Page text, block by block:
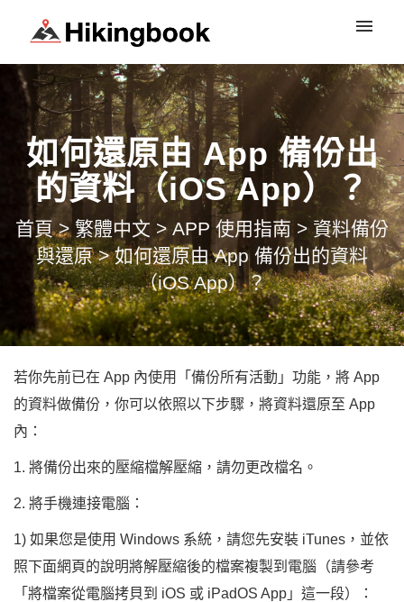
登入
如何還原由 App 備份出
的資料（iOS App）？
首頁 > 繁體中文 > APP 使用指南 > 資料備份
與還原 > 如何還原由 App 備份出的資料
（iOS App）？
若你先前已在 App 內使用「備份所有活動」功能，將 App
的資料做備份，你可以依照以下步驟，將資料還原至 App
內：
1. 將備份出來的壓縮檔解壓縮，請勿更改檔名。
2. 將手機連接電腦：
1) 如果您是使用 Windows 系統，請您先安裝 iTunes，並依
照下面網頁的說明將解壓縮後的檔案複製到電腦（請參考
「將檔案從電腦拷貝到 iOS 或 iPadOS App」這一段）：